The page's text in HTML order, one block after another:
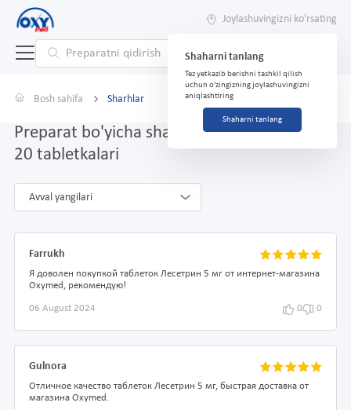
Joylashuvingizni ko'rsating
Shaharni tanlang
Tez yetkazib berishni tashkil qilish
uchun o'zingizning joylashuvingizni
aniqlashtiring
Shaharni tanlang
Bosh sahifa Sharhlar
Preparat bo'yicha sharhlar Lesetrin 5 mg №
20 tabletkalari
Avval yangilari
Farrukh
Я доволен покупкой таблеток Лесетрин 5 мг от интернет-магазина
Oxymed, рекомендую!
06 August 2024 0 0
Gulnora
Отличное качество таблеток Лесетрин 5 мг, быстрая доставка от
магазина Oxymed.